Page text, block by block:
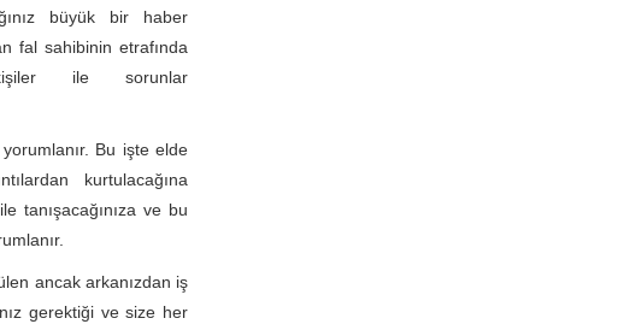
büyük bir haber
fal sahibinin etrafında
ile sorunlar
Bu işte elde
kurtulacağına
tanışacağınıza ve bu
ancak arkanızdan iş
gerektiği ve size her